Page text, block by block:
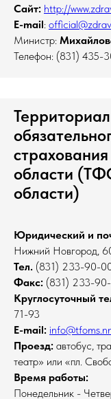
Сайт: http://
E-mail:
Министр:
Телефон: (831) 435-
области
области)
Юридический и
Нижний Новгород,
Тел. (831) 233-90-
Факс: (831) 233-
Круглосуточный
71-93
E-mail:
Проезд: автобус,
театр» или «пл.
Время работы:
Понедельник -